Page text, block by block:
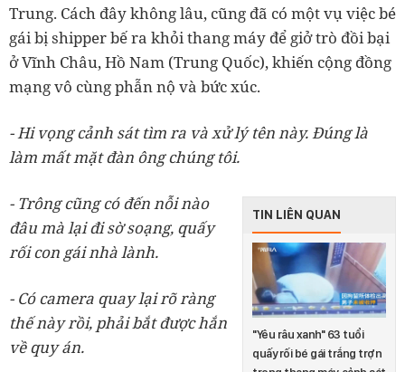
Trung. Cách đây không lâu, cũng đã có một vụ việc bé
gái bị shipper bế ra khỏi thang máy để giở trò đồi bại
ở Vĩnh Châu, Hồ Nam (Trung Quốc), khiến cộng đồng
mạng vô cùng phẫn nộ và bức xúc.
- Hi vọng cảnh sát tìm ra và xử lý tên này. Đúng là
làm mất mặt đàn ông chúng tôi.
TIN LIÊN QUAN
"Yêu râu xanh" 63 tuổi
quấy rối bé gái trắng trợn
- Trông cũng có đến nỗi nào
đâu mà lại đi sờ soạng, quấy
rối con gái nhà lành.
- Có camera quay lại rõ ràng
thế này rồi, phải bắt được hắn
về quy án.